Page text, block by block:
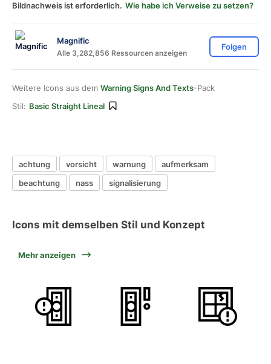
Bildnachweis ist erforderlich. Wie habe ich Verweise zu setzen?
Magnific
Alle 3,282,856 Ressourcen anzeigen
Folgen
Weitere Icons aus dem Warning Signs And Texts-Pack
Stil: Basic Straight Lineal
achtung vorsicht warnung
aufmerksam
beachtung
nass signalisierung
Icons mit demselben Stil und Konzept
Mehr anzeigen